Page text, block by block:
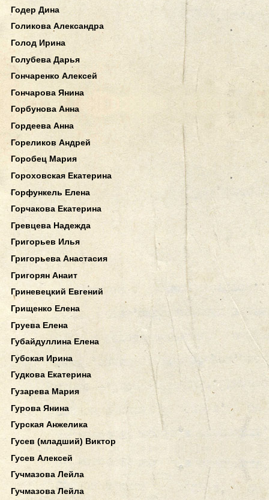
Годер Дина
Голикова Александра
Голод Ирина
Голубева Дарья
Гончаренко Алексей
Гончарова Янина
Горбунова Анна
Гордеева Анна
Гореликов Андрей
Горобец Мария
Гороховская Екатерина
Горфункель Елена
Горчакова Екатерина
Гревцева Надежда
Григорьев Илья
Григорьева Анастасия
Григорян Анаит
Гриневецкий Евгений
Грищенко Елена
Груева Елена
Губайдуллина Елена
Губская Ирина
Гудкова Екатерина
Гузарева Мария
Гурова Янина
Гурская Анжелика
Гусев (младший) Виктор
Гусев Алексей
Гучмазова Лейла
Гучмазова Лейла